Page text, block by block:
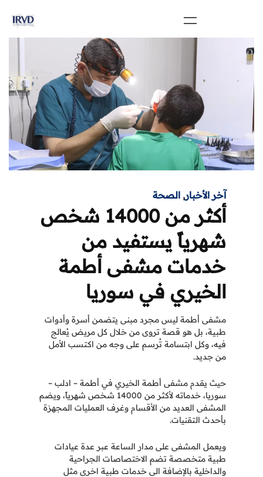
آخر الأخبار, الصحة
أكثر من 14000 شخص
شهرياً يستفيد من
خدمات مشفى أطمة
الخيري في سوريا
مشفى أطمة ليس مجرد مبنى يتضمن أسرة وأدوات
طبية، بل هو قصة تروى من خلال كل مريض يُعالج
فيه، وكل ابتسامة تُرسم على وجه من اكتسب الأمل
من جديد.
حيث يقدم مشفى أطمة الخيري في أطمة – ادلب –
سوريا، خدماته لأكثر من 14000 شخص شهرياً، ويضم
المشفى العديد من الأقسام وغرف العمليات المجهزة
بأحدث التقنيات.
ويعمل المشفى على مدار الساعة عبر عدة عيادات
طبية متخصصة تضم الاختصاصات الجراحية
والداخلية بالإضافة الى خدمات طبية اخرى مثل